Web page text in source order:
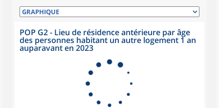
POP G2 - Lieu de résidence antérieure par âge
des personnes habitant un autre logement 1 an
auparavant en 2023